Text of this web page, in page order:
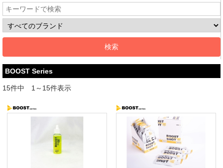
BOOST Series
15件中 1～15件表示